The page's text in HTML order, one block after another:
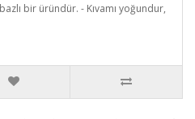
bir üründür. - Kıvamı yoğundur,